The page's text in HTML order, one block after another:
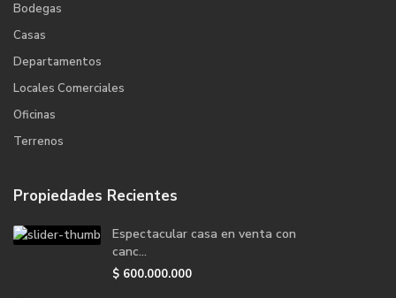
Bodegas
Casas
Departamentos
Locales Comerciales
Oficinas
Terrenos
Propiedades Recientes
Espectacular casa en venta con
canc...
$ 600.000.000